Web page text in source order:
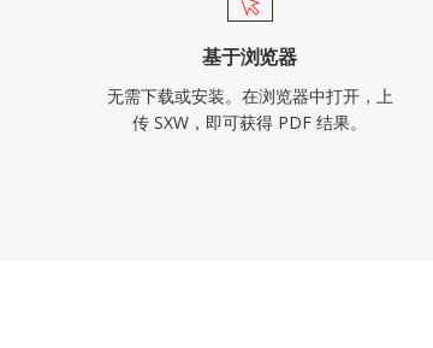
基于浏览器
无需下载或安装。在浏览器中打开，上
传 SXW，即可获得 PDF 结果。